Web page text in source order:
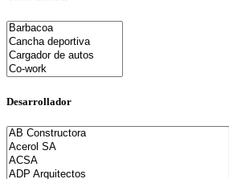
Desarrollador